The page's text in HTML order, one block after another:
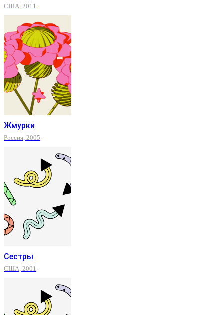
США, 2011
Жмурки
Россия, 2005
Сестры
США, 2001